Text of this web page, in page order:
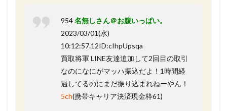
954名無しさん＠お腹いっぱい。
2023/03/01(水)
10:12:57.12ID:cIhpUpsqa
買取将軍 LINE友達追加して2回目の取引
なのになにがマッハ振込だよ！1時間経
過してるのにまだ振り込まれねーやん！
5ch(携帯キャリア決済現金枠61)